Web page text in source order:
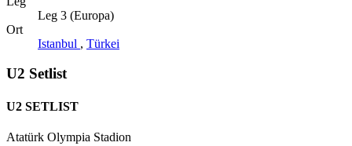
Leg 3 (Europa)
Ort
Istanbul , Türkei
U2 Setlist
U2 SETLIST
Atatürk Olympia Stadion